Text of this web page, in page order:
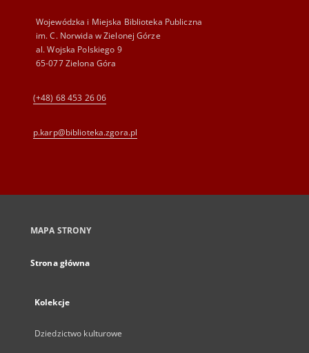
Wojewódzka i Miejska Biblioteka Publiczna
im. C. Norwida w Zielonej Górze
al. Wojska Polskiego 9
65-077 Zielona Góra
(+48) 68 453 26 06
p.karp@biblioteka.zgora.pl
MAPA STRONY
Strona główna
Kolekcje
Dziedzictwo kulturowe